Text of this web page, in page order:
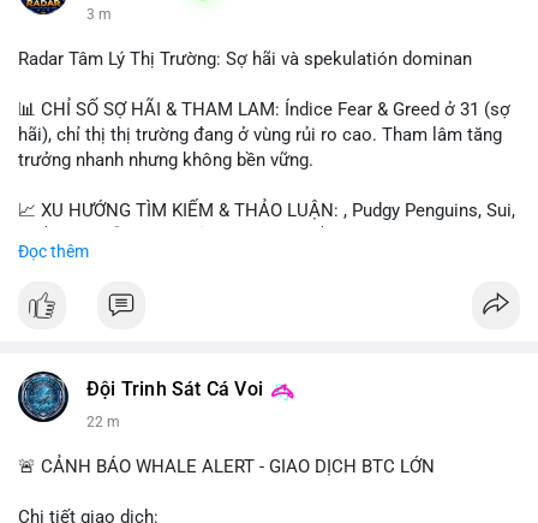
3 m
Radar Tâm Lý Thị Trường: Sợ hãi và spekulatión dominan
📊 CHỈ SỐ SỢ HÃI & THAM LAM: Índice Fear & Greed ở 31 (sợ
hãi), chỉ thị thị trường đang ở vùng rủi ro cao. Tham lâm tăng
trưởng nhanh nhưng không bền vững.
📈 XU HƯỚNG TÌM KIẾM & THẢO LUẬN: , Pudgy Penguins, Sui,
hấp dẫn. BTC vẫn là điểm nhấn nhưng ít được thảo luận so với
tăng x10", và "BICO về bờ 2-2-2026". Bàn tán nhiều về thời gian
cầm tài sản.
💡 NHẬN ĐỊNH & KHUYẾN NGHỊ: Thị trường đang trong giai
Tâm lý ngắn hạn biến động mạnh do sự kết hợp giữa sợ hãi và
Đọc thêm
Đội Trinh Sát Cá Voi
22 m
🚨 CẢNH BÁO WHALE ALERT - GIAO DỊCH BTC LỚN
Chi tiết giao dịch: